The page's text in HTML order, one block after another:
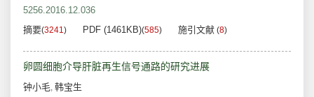
5256.2016.12.036
摘要(3241) PDF (1461KB)(585) 施引文献 (8)
卵圆细胞介导肝脏再生信号通路的研究进展
钟小毛, 韩宝生